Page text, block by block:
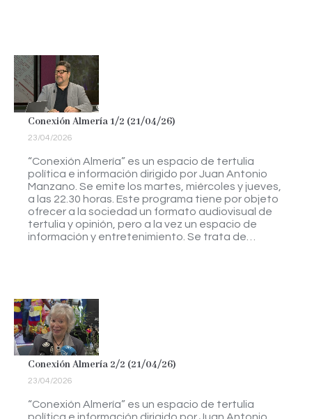
Conexión Almería 1/2 (21/04/26)
23/04/2026
“Conexión Almería” es un espacio de tertulia
política e información dirigido por Juan Antonio
Manzano. Se emite los martes, miércoles y jueves,
a las 22.30 horas. Este programa tiene por objeto
ofrecer a la sociedad un formato audiovisual de
tertulia y opinión, pero a la vez un espacio de
información y entretenimiento. Se trata de…
Conexión Almería 2/2 (21/04/26)
23/04/2026
“Conexión Almería” es un espacio de tertulia